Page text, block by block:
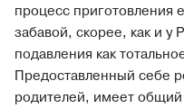
процесс приготовления
забавой, скорее, как и
подавления как
Предоставленный себе
родителей, имеет